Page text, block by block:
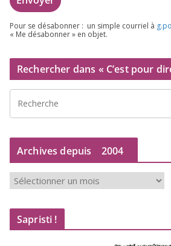
Pour se désa­bon­ner : un simple cour­riel à
« Me désa­bon­ner » en objet.
Rechercher dans « C’est pour
Archives depuis 2004
c
Sapristi !